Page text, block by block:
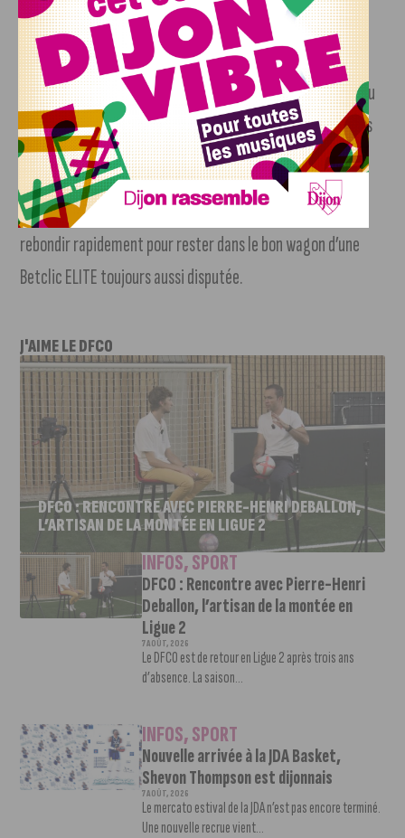
Une défaite qui compte dans la course au Top 10
Cette défaite freine la JDA dans sa quête de sécurisation du
Top 10, tandis que Limoges réalise une belle opération dans
la course aux Playoffs.
Prochain objectif pour les hommes de Laurent Legname :
rebondir rapidement pour rester dans le bon wagon d’une
Betclic ELITE toujours aussi disputée.
J'AIME LE DFCO
DFCO : RENCONTRE AVEC PIERRE-HENRI DEBALLON,
L’ARTISAN DE LA MONTÉE EN LIGUE 2
INFOS,SPORT
DFCO : Rencontre avec Pierre-Henri
Deballon, l’artisan de la montée en
Ligue 2
7 AOÛT, 2026
Le DFCO est de retour en Ligue 2 après trois ans
d’absence. La saison...
INFOS,SPORT
Nouvelle arrivée à la JDA Basket,
Shevon Thompson est dijonnais
7 AOÛT, 2026
Le mercato estival de la JDA n’est pas encore terminé.
Une nouvelle recrue vient...